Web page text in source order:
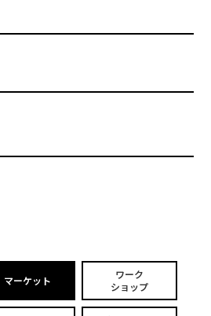
マーケット
ワーク
ショップ